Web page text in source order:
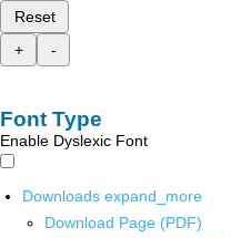
Reset
+
-
Font Type
Enable Dyslexic Font
Downloads expand_more
Download Page (PDF)